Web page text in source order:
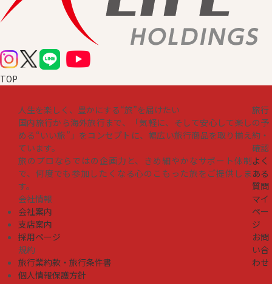
TOP
人生を楽しく、豊かにする“旅”を届けたい
国内旅行から海外旅行まで、「気軽に、そして安心して楽し
める“いい旅”」をコンセプトに、幅広い旅行商品を取り揃え
ています。
旅のプロならではの企画力と、きめ細やかなサポート体制
で、何度でも参加したくなる心のこもった旅をご提供しま
す。
会社情報
会社案内
支店案内
採用ページ
規約
旅行業約款・旅行条件書
個人情報保護方針
旅行
の予
約・
確認
よく
ある
質問
マイ
ペー
ジ
お問
い合
わせ